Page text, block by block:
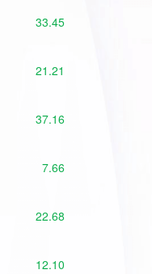
33.45
21.21
37.16
7.66
22.68
12.10